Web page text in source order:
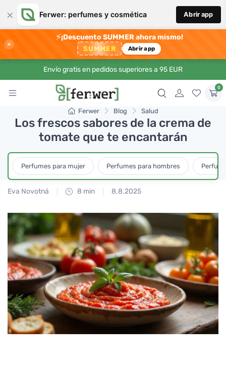
× Ferwer: perfumes y cosmética Abrir app
×
⚡¡Descuento SUMMER ahora mismo!
SUMMER Abrir app
Envío gratis en pedidos superiores a 95 EUR
0
Ferwer Blog Salud
Los frescos sabores de la crema de
tomate que te encantarán
Perfumes para mujer Perfumes para hombres
Eva Novotná 8 min 8.8.2025